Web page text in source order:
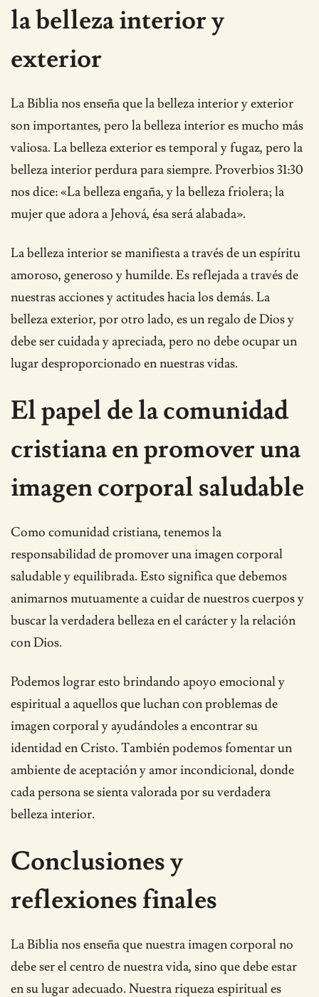
la belleza interior y
exterior
La Biblia nos enseña que la belleza interior y exterior
son importantes, pero la belleza interior es mucho más
valiosa. La belleza exterior es temporal y fugaz, pero la
belleza interior perdura para siempre. Proverbios 31:30
nos dice: «La belleza engaña, y la belleza friolera; la
mujer que adora a Jehová, ésa será alabada».
La belleza interior se manifiesta a través de un espíritu
amoroso, generoso y humilde. Es reflejada a través de
nuestras acciones y actitudes hacia los demás. La
belleza exterior, por otro lado, es un regalo de Dios y
debe ser cuidada y apreciada, pero no debe ocupar un
lugar desproporcionado en nuestras vidas.
El papel de la comunidad
cristiana en promover una
imagen corporal saludable
Como comunidad cristiana, tenemos la
responsabilidad de promover una imagen corporal
saludable y equilibrada. Esto significa que debemos
animarnos mutuamente a cuidar de nuestros cuerpos y
buscar la verdadera belleza en el carácter y la relación
con Dios.
Podemos lograr esto brindando apoyo emocional y
espiritual a aquellos que luchan con problemas de
imagen corporal y ayudándoles a encontrar su
identidad en Cristo. También podemos fomentar un
ambiente de aceptación y amor incondicional, donde
cada persona se sienta valorada por su verdadera
belleza interior.
Conclusiones y
reflexiones finales
La Biblia nos enseña que nuestra imagen corporal no
debe ser el centro de nuestra vida, sino que debe estar
en su lugar adecuado. Nuestra riqueza espiritual es